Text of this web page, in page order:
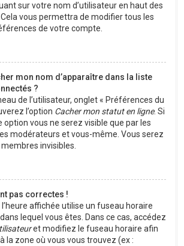
sur votre nom d’utilisateur en haut des
vous permettra de modifier tous les
de votre compte.
mon nom d’apparaître dans la liste
?
de l’utilisateur, onglet « Préférences du
l’option Cacher mon statut en ligne. Si
vous ne serez visible que par les
modérateurs et vous-même. Vous serez
invisibles.
pas correctes !
l’heure affichée utilise un fuseau horaire
lequel vous êtes. Dans ce cas, accédez
et modifiez le fuseau horaire afin
la zone où vous vous trouvez (ex :